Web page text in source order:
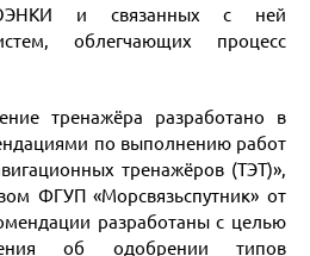
и связанных с ней
облегчающих процесс
тренажёра разработано в
по выполнению работ
тренажёров (ТЭТ)»,
ФГУП «Морсвязьспутник» от
разработаны с целью
об одобрении типов